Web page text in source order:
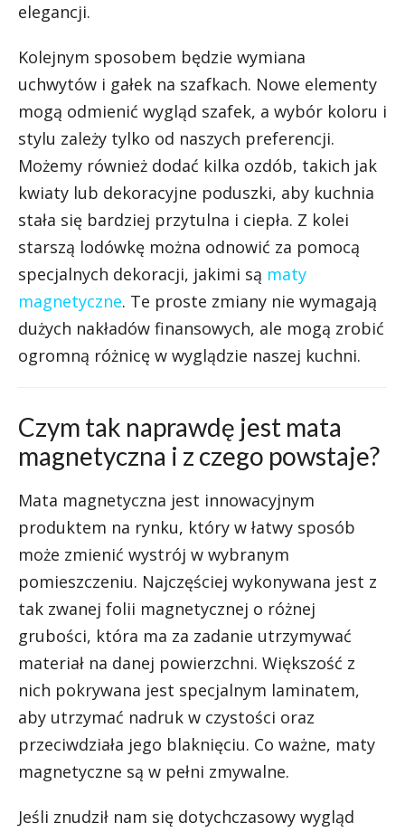
elegancji.
Kolejnym sposobem będzie wymiana
uchwytów i gałek na szafkach. Nowe elementy
mogą odmienić wygląd szafek, a wybór koloru i
stylu zależy tylko od naszych preferencji.
Możemy również dodać kilka ozdób, takich jak
kwiaty lub dekoracyjne poduszki, aby kuchnia
stała się bardziej przytulna i ciepła. Z kolei
starszą lodówkę można odnowić za pomocą
specjalnych dekoracji, jakimi są maty
magnetyczne. Te proste zmiany nie wymagają
dużych nakładów finansowych, ale mogą zrobić
ogromną różnicę w wyglądzie naszej kuchni.
Czym tak naprawdę jest mata
magnetyczna i z czego powstaje?
Mata magnetyczna jest innowacyjnym
produktem na rynku, który w łatwy sposób
może zmienić wystrój w wybranym
pomieszczeniu. Najczęściej wykonywana jest z
tak zwanej folii magnetycznej o różnej
grubości, która ma za zadanie utrzymywać
materiał na danej powierzchni. Większość z
nich pokrywana jest specjalnym laminatem,
aby utrzymać nadruk w czystości oraz
przeciwdziała jego blaknięciu. Co ważne, maty
magnetyczne są w pełni zmywalne.
Jeśli znudził nam się dotychczasowy wygląd